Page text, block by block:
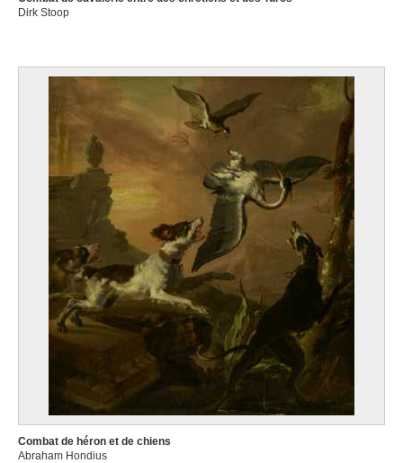
Dirk Stoop
Combat de héron et de chiens
Abraham Hondius